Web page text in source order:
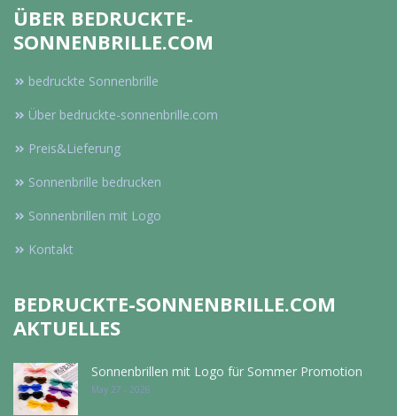
ÜBER BEDRUCKTE-
SONNENBRILLE.COM
bedruckte Sonnenbrille
Über bedruckte-sonnenbrille.com
Preis&Lieferung
Sonnenbrille bedrucken
Sonnenbrillen mit Logo
Kontakt
BEDRUCKTE-SONNENBRILLE.COM
AKTUELLES
Sonnenbrillen mit Logo für Sommer Promotion
May 27 - 2026